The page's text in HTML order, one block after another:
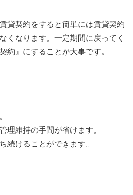
契約をすると簡単には賃貸契約
くなります。一定期間に戻ってく
約』にすることが大事です。
理維持の手間が省けます。
続けることができます。